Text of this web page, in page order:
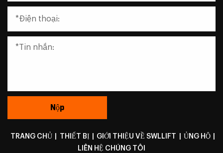
TRANG CHỦ THIẾT BỊ GIỚI THIỆU VỀ SWLLIFT ỦNG HỘ
LIÊN HỆ CHÚNG TÔI